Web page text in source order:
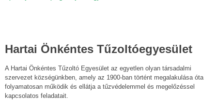
Hartai Önkéntes Tűzoltóegyesület
A Hartai Önkéntes Tűzoltó Egyesület az egyetlen olyan társadalmi
szervezet községünkben, amely az 1900-ban történt megalakulása óta
folyamatosan működik és ellátja a tűzvédelemmel és megelőzéssel
kapcsolatos feladatait.